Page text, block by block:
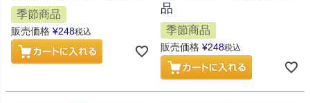
季節商品
販売価格 ¥248税込
品
季節商品
販売価格 ¥248税込